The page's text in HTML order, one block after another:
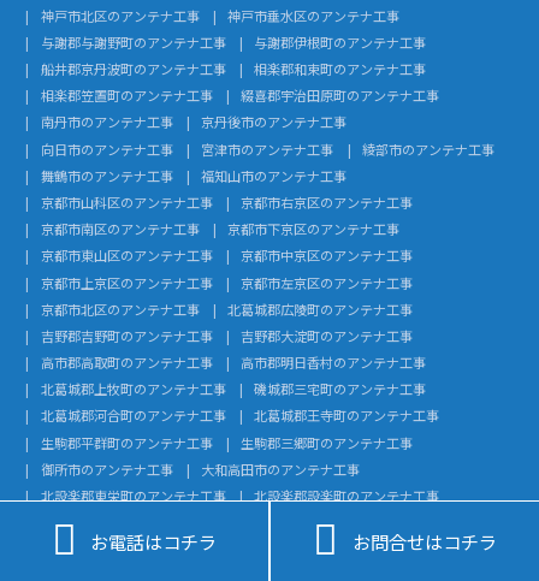
神戸市北区のアンテナ工事
神戸市垂水区のアンテナ工事
与謝郡与謝野町のアンテナ工事
与謝郡伊根町のアンテナ工事
船井郡京丹波町のアンテナ工事
相楽郡和束町のアンテナ工事
相楽郡笠置町のアンテナ工事
綴喜郡宇治田原町のアンテナ工事
南丹市のアンテナ工事
京丹後市のアンテナ工事
向日市のアンテナ工事
宮津市のアンテナ工事
綾部市のアンテナ工事
舞鶴市のアンテナ工事
福知山市のアンテナ工事
京都市山科区のアンテナ工事
京都市右京区のアンテナ工事
京都市南区のアンテナ工事
京都市下京区のアンテナ工事
京都市東山区のアンテナ工事
京都市中京区のアンテナ工事
京都市上京区のアンテナ工事
京都市左京区のアンテナ工事
京都市北区のアンテナ工事
北葛城郡広陵町のアンテナ工事
吉野郡吉野町のアンテナ工事
吉野郡大淀町のアンテナ工事
高市郡高取町のアンテナ工事
高市郡明日香村のアンテナ工事
北葛城郡上牧町のアンテナ工事
磯城郡三宅町のアンテナ工事
北葛城郡河合町のアンテナ工事
北葛城郡王寺町のアンテナ工事
生駒郡平群町のアンテナ工事
生駒郡三郷町のアンテナ工事
御所市のアンテナ工事
大和高田市のアンテナ工事
北設楽郡東栄町のアンテナ工事
北設楽郡設楽町のアンテナ工事
額田郡幸田町のアンテナ工事
知多郡武豊町のアンテナ工事
知多郡美浜町のアンテナ工事
知多郡南知多町のアンテナ工事
 お電話はコチラ  お問合せはコチラ